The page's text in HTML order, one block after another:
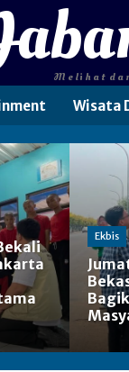
Melihat
Wisata
Ekbis